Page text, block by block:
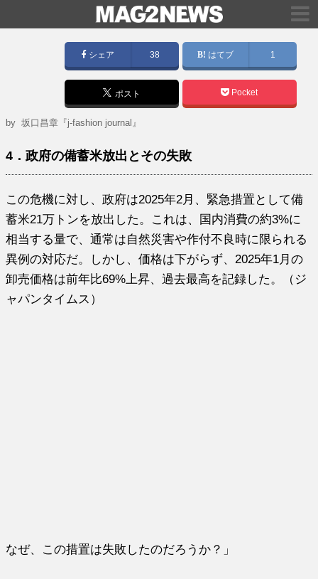
シェア 38 はてブ 1
ポスト Pocket
by坂口昌章『j-fashion journal』
4．政府の備蓄米放出とその失敗
この危機に対し、政府は2025年2月、緊急措置として備
蓄米21万トンを放出した。これは、国内消費の約3%に
相当する量で、通常は自然災害や作付不良時に限られる
異例の対応だ。しかし、価格は下がらず、2025年1月の
卸売価格は前年比69%上昇、過去最高を記録した。（ジ
ャパンタイムス）
なぜ、この措置は失敗したのだろうか？」